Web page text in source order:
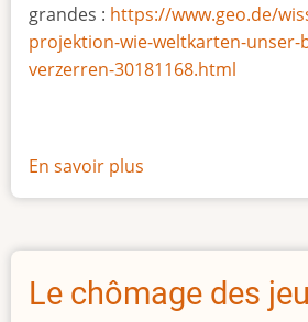
grandes : https://www.geo.de/
projektion-wie-weltkarten-unser-
verzerren-30181168.html
En savoir plus
La
taille
l'Afrique
Le chômage des